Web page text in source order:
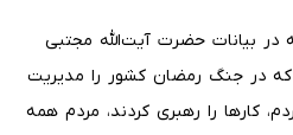
بیانات حضرت آیت‌الله مجتبی
که در جنگ رمضان کشور را مدیریت
کارها را رهبری کردند، مردم همه